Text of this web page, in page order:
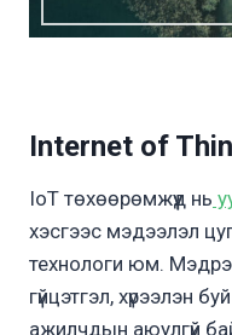
Internet of
IoT төхөөрөмжүүд нь
хэсгээс мэдээлэл
технологи юм.
гүйцэтгэл, хүрээлэн
ажилчдын аюулгүй